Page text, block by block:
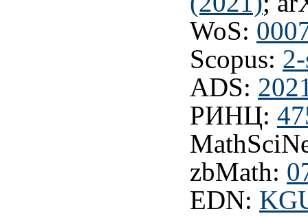
WoS:
Scopus:
ADS:
РИНЦ:
zbMath:
EDN: